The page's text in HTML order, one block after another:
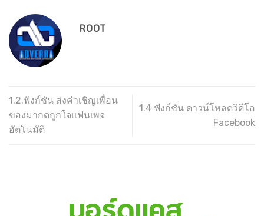
ROOT
1.2.ฟังก์ชัน ส่งคำเชิญเพื่อน
ของมากดถูกใจแฟนเพจ
อัตโนมัติ
1.4 ฟังก์ชัน ดาวน์โหลดวิดีโอ
Facebook